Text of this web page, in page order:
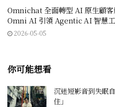
Omnichat 全面轉型 AI 原生顧客
Omni AI 引領 Agentic AI 智慧
2026-05-05
你可能想看
沉迷短影音到失眠
住」